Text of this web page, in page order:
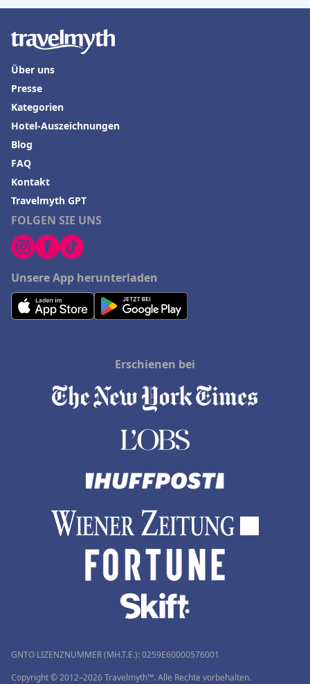
FOLGEN SIE UNS
Unsere App herunterladen
Über uns
Presse
Kategorien
Hotel-Auszeichnungen
Blog
FAQ
Kontakt
Travelmyth GPT
Erschienen bei
GNTO LIZENZNUMMER (MH.T.E.): 0259Ε60000576001
Copyright © 2012–2026 Travelmyth™. Alle Rechte vorbehalten.